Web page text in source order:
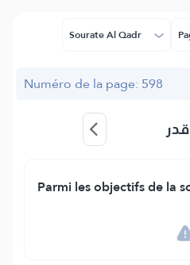
Sourate Al Qadr
Numéro de la page: 598
قدر
Parmi les objectifs de la